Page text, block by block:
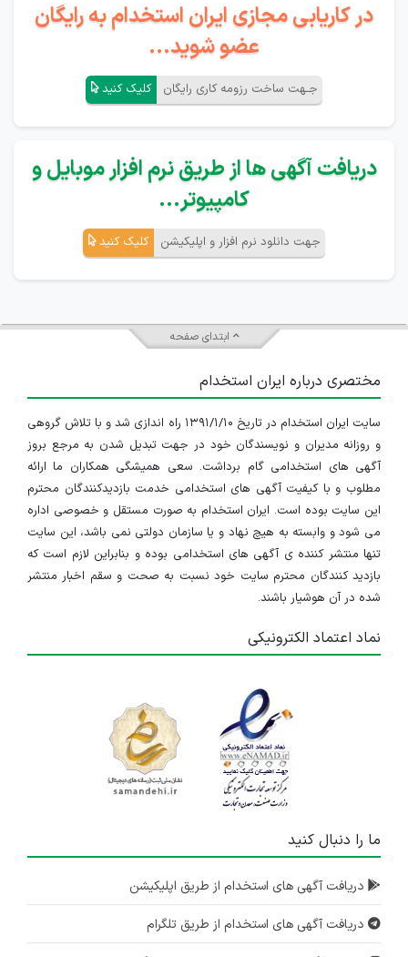
در کاریابی مجازی ایران استخدام به رایگان
عضو شوید...
جـهت ساخت رزومه کاری رایگان کلیک کنید
دریافت آگهی ها از طریق نرم افزار موبایل و
کامپیوتر...
جهت دانلود نرم افزار و اپلیکیشن کلیک کنید
ابتدای صفحه
مختصری درباره ایران استخدام
سایت ایران استخدام در تاریخ ۱۳۹۱/۱/۱۰ راه اندازی شد و با تلاش گروهی
و روزانه مدیران و نویسندگان خود در جهت تبدیل شدن به مرجع بروز
آگهی های استخدامی گام برداشت. سعی همیشگی همکاران ما ارائه
مطلوب و با کیفیت آگهی های استخدامی خدمت بازدیدکنندگان محترم
این سایت بوده است. ایران استخدام به صورت مستقل و خصوصی اداره
می شود و وابسته به هیچ نهاد و یا سازمان دولتی نمی باشد، این سایت
تنها منتشر کننده ی آگهی های استخدامی بوده و بنابراین لازم است که
بازدید کنندگان محترم سایت خود نسبت به صحت و سقم اخبار منتشر
شده در آن هوشیار باشند.
نماد اعتماد الکترونیکی
ما را دنبال کنید
دریافت آگهی های استخدام از طریق اپلیکیشن
دریافت آگهی های استخدام از طریق تلگرام